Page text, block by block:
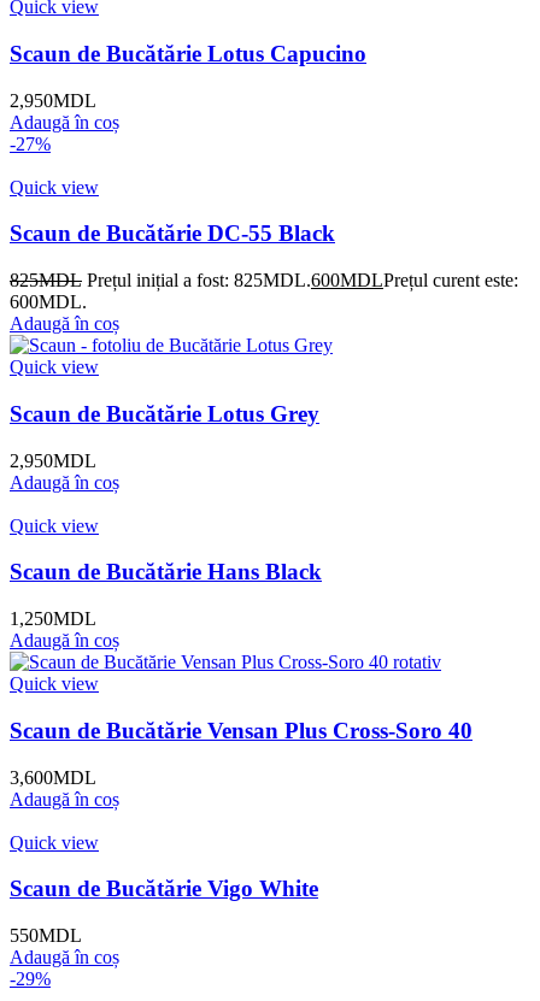
Quick view
Scaun de Bucătărie Lotus Capucino
2,950MDL
Adaugă în coș
-27%
Quick view
Scaun de Bucătărie DC-55 Black
825MDL Prețul inițial a fost: 825MDL.600MDLPrețul curent este:
600MDL.
Adaugă în coș
Quick view
Scaun de Bucătărie Lotus Grey
2,950MDL
Adaugă în coș
Quick view
Scaun de Bucătărie Hans Black
1,250MDL
Adaugă în coș
Quick view
Scaun de Bucătărie Vensan Plus Cross-Soro 40
3,600MDL
Adaugă în coș
Quick view
Scaun de Bucătărie Vigo White
550MDL
Adaugă în coș
-29%